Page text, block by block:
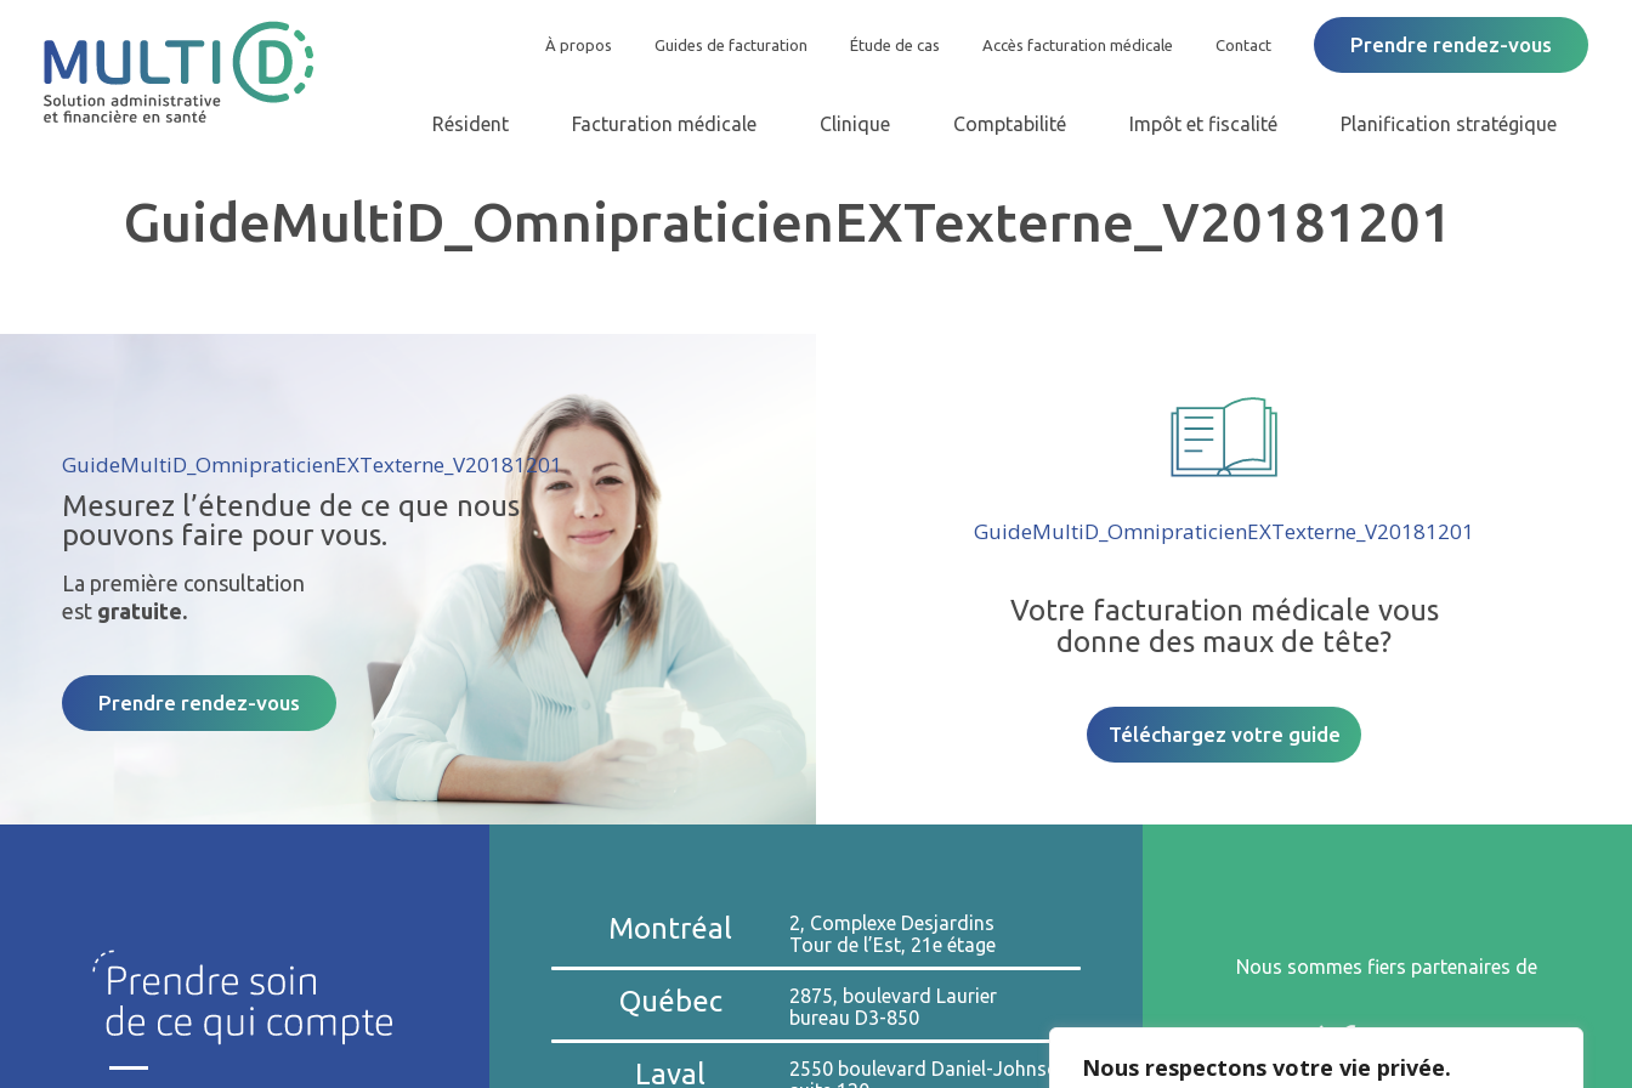
Nous respectons votre vie privée.
À propos Guides de facturation Étude de cas Accès facturation médicale Contact Prendre rendez-vous
Résident Facturation médicale Clinique Comptabilité Impôt et fiscalité Planification stratégique
GuideMultiD_OmnipraticienEXTexterne_V20181201
GuideMultiD_OmnipraticienEXTexterne_V20181201
Mesurez l’étendue de ce que nous
pouvons faire pour vous.
La première consultation
est gratuite.
Prendre rendez-vous
GuideMultiD_OmnipraticienEXTexterne_V20181201
Votre facturation médicale vous
donne des maux de tête?
Téléchargez votre guide
Montréal
2, Complexe Desjardins
Tour de l’Est, 21e étage
Québec
2875, boulevard Laurier
bureau D3-850
Laval
2550 boulevard Daniel-Johnson,
Nous sommes fiers partenaires de